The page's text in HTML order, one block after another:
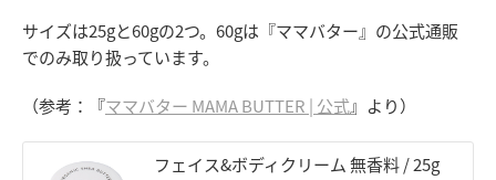
サイズは25gと60gの2つ。60gは『ママバター』の公式通販
でのみ取り扱っています。
（参考：『ママバター MAMA BUTTER | 公式』より）
フェイス&ボディクリーム 無香料 / 25g